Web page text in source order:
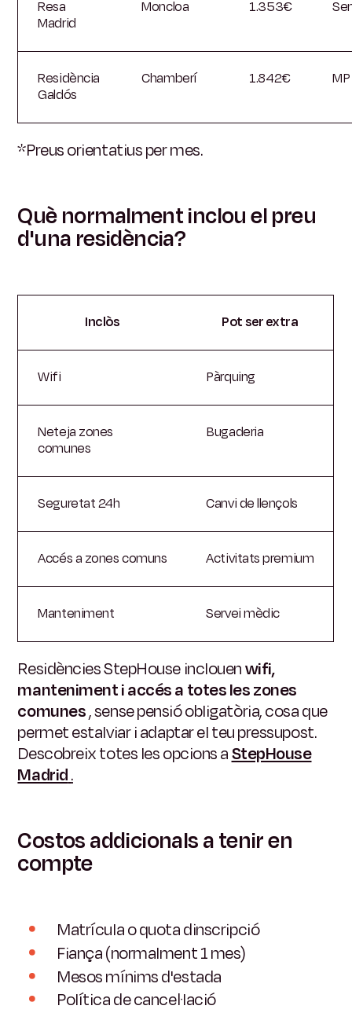
Resa
Madrid
Moncloa 1.353€
Residència
Galdós
Chamberí 1.842€ MP
*Preus orientatius per mes.
Què normalment inclou el preu
d'una residència?
Inclòs Pot ser extra
Wifi Pàrquing
Neteja zones
comunes
Bugaderia
Seguretat 24h Canvi de llençols
Accés a zones comuns Activitats premium
Manteniment Servei mèdic
Residències StepHouse inclouenwifi,
manteniment i accés a totes les zones
comunes, sense pensió obligatòria, cosa que
permet estalviar i adaptar el teu pressupost.
Descobreix totes les opcions aStepHouse
Madrid.
Costos addicionals a tenir en
compte
Matrícula o quota dinscripció
Fiança (normalment 1 mes)
Mesos mínims d'estada
Política de cancel·lació